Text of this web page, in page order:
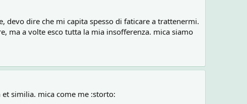
devo dire che mi capita spesso di faticare a trattenermi.
ma a volte esco tutta la mia insofferenza. mica siamo
similia. mica come me :storto: